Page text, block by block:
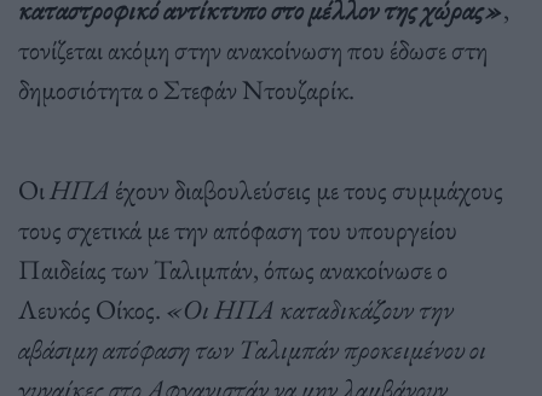
καταστροφικό αντίκτυπο στο μέλλον της χώρας»,
τονίζεται ακόμη στην ανακοίνωση που έδωσε στη
δημοσιότητα ο Στεφάν Ντουζαρίκ.
ΟιΗΠΑ έχουν διαβουλεύσεις με τους συμμάχους
τους σχετικά με την απόφαση του υπουργείου
Παιδείας των Ταλιμπάν, όπως ανακοίνωσε ο
Λευκός Οίκος. «Οι ΗΠΑ καταδικάζουν την
αβάσιμη απόφαση των Ταλιμπάν προκειμένου οι
γυναίκες στο Αφγανιστάν να μην λαμβάνουν